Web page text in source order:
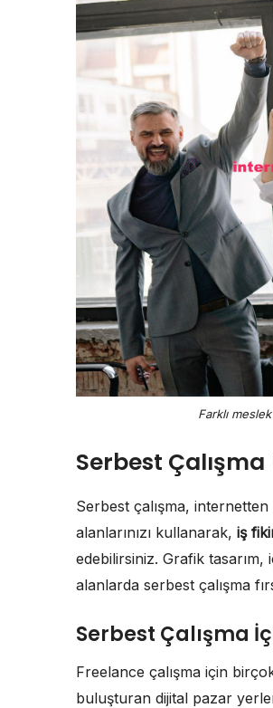
Farklı
Serbest
Serbest çalışma,
alanlarınızı kullanarak, iş
edebilirsiniz. Grafik tasarım,
alanlarda serbest çalışma
Serbest Çalışma
Freelance çalışma için
buluşturan dijital pazar